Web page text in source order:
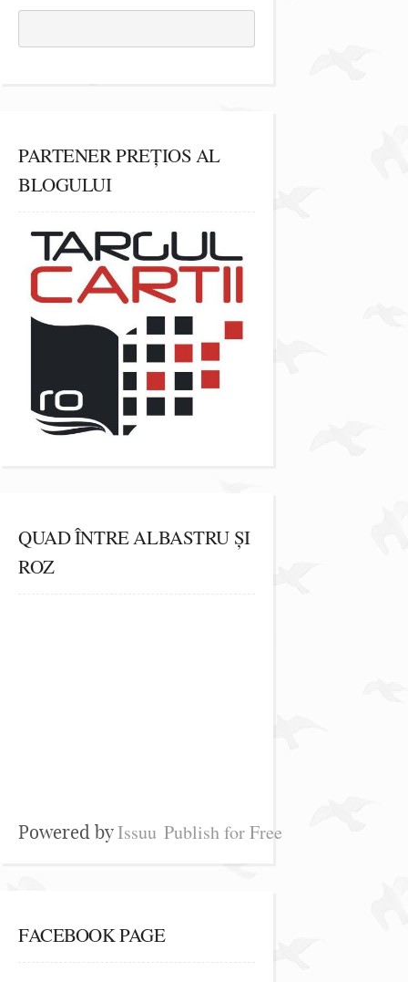
PARTENER PREȚIOS AL
BLOGULUI
QUAD ÎNTRE ALBASTRU ȘI
ROZ
Powered byIssuu Publish for Free
FACEBOOK PAGE